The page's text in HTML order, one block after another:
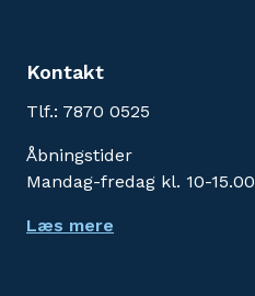
Kontakt
Tlf.: 7870 0525
Åbningstider
Mandag-fredag kl. 10-15.00
Læs mere